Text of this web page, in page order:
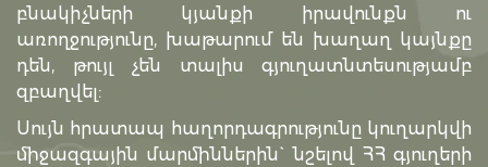
բնակիչների կյանքի իրավունքն ու
առողջությունը, խաթարում են խաղաղ կայնքը
դեն, թույլ չեն տալիս գյուղատնտեսությամբ
զբաղվել:
Սույն հրատապ հաղորդագրությունը կուղարկվի
միջազգային մարմիններին` նշելով ՀՀ գյուղերի